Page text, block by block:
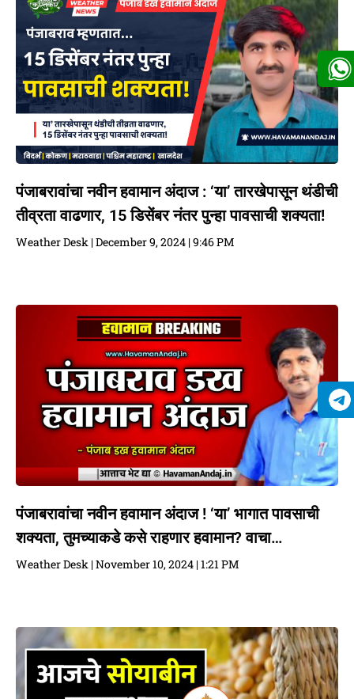
पंजाबरावांचा नवीन हवामान अंदाज : ‘या’ तारखेपासून थंडीची
तीव्रता वाढणार, 15 डिसेंबर नंतर पुन्हा पावसाची शक्यता!
Weather Desk December 9, 2024 9:46 PM
पंजाबरावांचा नवीन हवामान अंदाज ! ‘या’ भागात पावसाची
शक्यता, तुमच्याकडे कसे राहणार हवामान? वाचा…
Weather Desk November 10, 2024 1:21 PM